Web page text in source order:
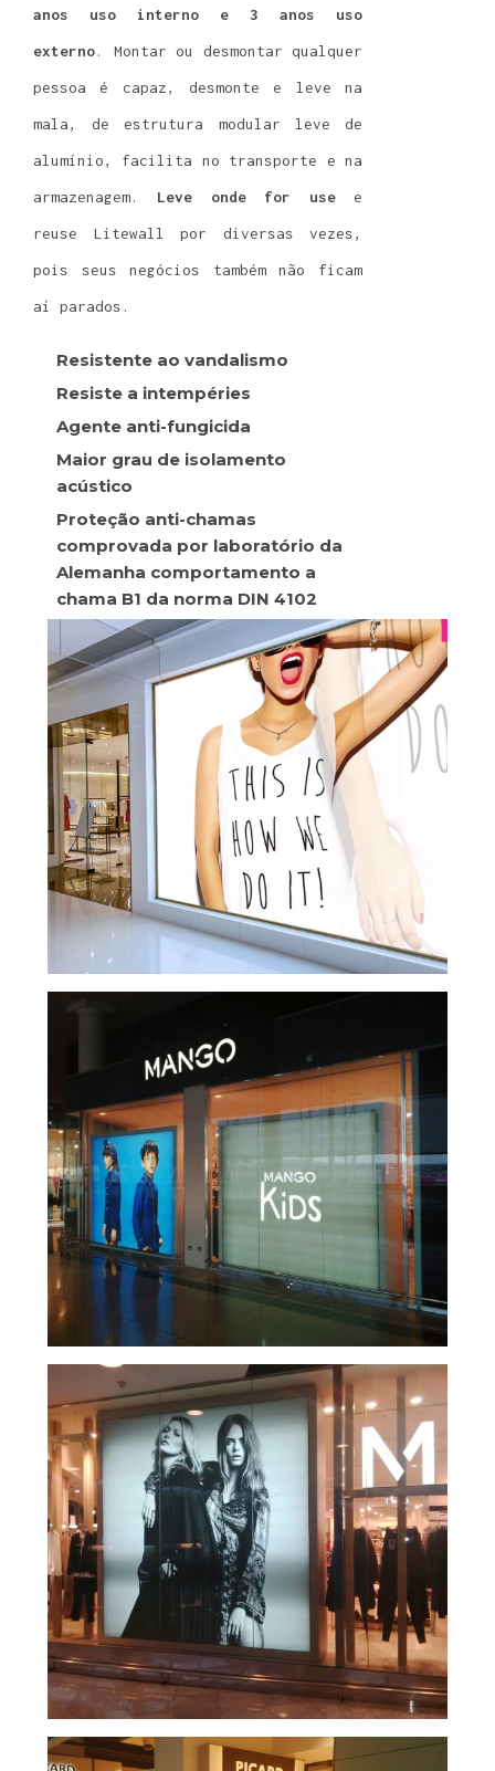
anos uso interno e 3 anos uso
externo. Montar ou desmontar qualquer
pessoa é capaz, desmonte e leve na
mala, de estrutura modular leve de
alumínio, facilita no transporte e na
armazenagem. Leve onde for usee
reuse Litewall por diversas vezes,
pois seus negócios também não ficam
aí parados.
Resistente ao vandalismo
Resiste a intempéries
Agente anti-fungicida
Maior grau de isolamento
acústico
Proteção anti-chamas
comprovada por laboratório da
Alemanha comportamento a
chama B1 da norma DIN 4102